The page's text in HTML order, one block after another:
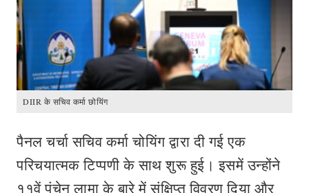
DIIR के सचिव कर्मा छोयिंग
पैनल चर्चा सचिव कर्मा चोयिंग द्वारा दी गई एक
परिचयात्मक टिप्पणी के साथ शुरू हुई। इसमें उन्होंने
११वें पंचेन लामा के बारे में संक्षिप्त विवरण दिया और